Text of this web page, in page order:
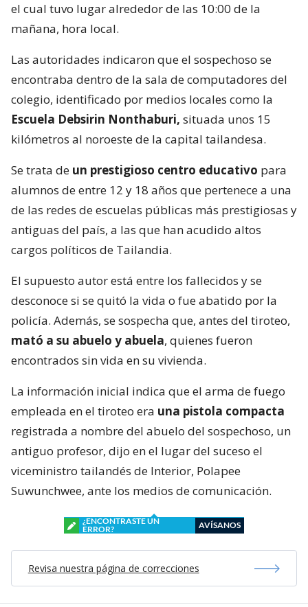
el cual tuvo lugar alrededor de las 10:00 de la
mañana, hora local.
Las autoridades indicaron que el sospechoso se
encontraba dentro de la sala de computadores del
colegio, identificado por medios locales como la
Escuela Debsirin Nonthaburi, situada unos 15
kilómetros al noroeste de la capital tailandesa.
Se trata de un prestigioso centro educativo para
alumnos de entre 12 y 18 años que pertenece a una
de las redes de escuelas públicas más prestigiosas y
antiguas del país, a las que han acudido altos
cargos políticos de Tailandia.
El supuesto autor está entre los fallecidos y se
desconoce si se quitó la vida o fue abatido por la
policía. Además, se sospecha que, antes del tiroteo,
mató a su abuelo y abuela, quienes fueron
encontrados sin vida en su vivienda.
La información inicial indica que el arma de fuego
empleada en el tiroteo era una pistola compacta
registrada a nombre del abuelo del sospechoso, un
antiguo profesor, dijo en el lugar del suceso el
viceministro tailandés de Interior, Polapee
Suwunchwee, ante los medios de comunicación.
¿ENCONTRASTE UN
ERROR?
AVÍSANOS
Revisa nuestra página de correcciones